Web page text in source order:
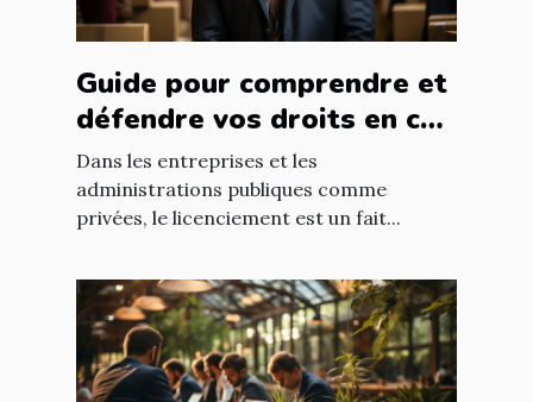
Guide pour comprendre et
défendre vos droits en cas
de licenciement abusif
Dans les entreprises et les
administrations publiques comme
privées, le licenciement est un fait...